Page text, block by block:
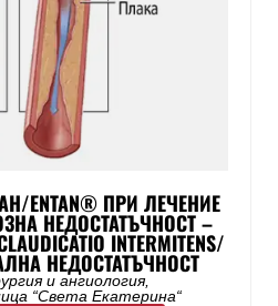
ENTAN® ПРИ ЛЕЧЕНИЕ
НЕДОСТАТЪЧНОСТ –
INTERMITENS/
НЕДОСТАТЪЧНОСТ
и ангиология,
“Света Екатерина“